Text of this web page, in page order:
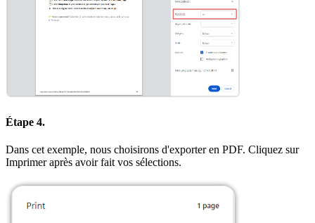
Étape 4.
Dans cet exemple, nous choisirons d'exporter en PDF. Cliquez sur
Imprimer après avoir fait vos sélections.